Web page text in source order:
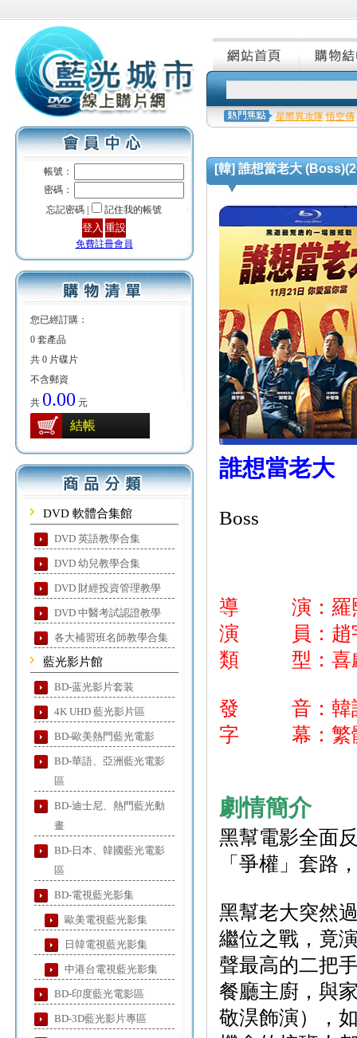
帳號：
密碼：
忘記密碼 |
記住我的帳號
免費註冊會員
您已經訂購：
0 套產品
共 0 片碟片
不含郵資
共 0.00 元
結帳
DVD 軟體合集館
DVD 英語教學合集
DVD 幼兒教學合集
DVD 財經投資管理教學
DVD 中醫考試認證教學
各大補習班名師教學合集
藍光影片館
BD-蓝光影片套装
4K UHD 藍光影片區
BD-歐美熱門藍光電影
BD-華語、亞洲藍光電影
區
BD-迪士尼、熱門藍光動
畫
BD-日本、韓國藍光電影
區
BD-電視藍光影集
歐美電視藍光影集
日韓電視藍光影集
中港台電視藍光影集
BD-印度藍光電影區
BD-3D藍光影片專區
星際異攻隊 悟空傳
[韓] 誰想當老大
誰想當老大
Boss
導 演：羅
演 員：趙宇
類 型：喜
發 音：韓
字 幕：繁體
劇情簡介
黑幫電影全面
「爭權」套路
黑幫老大突然
繼位之戰，竟
聲最高的二把
餐廳主廚，與
敬淏飾演），